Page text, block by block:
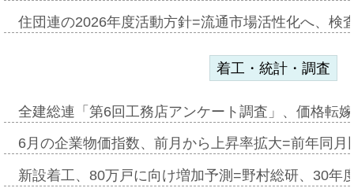
住団連の2026年度活動方針=流通市場活性化へ、検
着工・統計・調査
全建総連「第6回工務店アンケート調査」、価格転
6月の企業物価指数、前月から上昇率拡大=前年同
新設着工、80万戸に向け増加予測=野村総研、30年